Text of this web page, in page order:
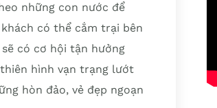
những con nước để
có thể cắm trại bên
có cơ hội tận hưởng
hình vạn trạng lướt
hòn đảo, vẻ đẹp ngoạn